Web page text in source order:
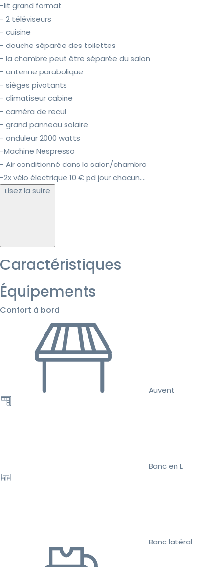
-lit grand format
- 2 téléviseurs
- cuisine
- douche séparée des toilettes
- la chambre peut être séparée du salon
- antenne parabolique
- sièges pivotants
- climatiseur cabine
- caméra de recul
- grand panneau solaire
- onduleur 2000 watts
-Machine Nespresso
- Air conditionné dans le salon/chambre
-2x vélo électrique 10 € pd jour chacun....
Lisez la suite
Caractéristiques
Équipements
Confort à bord
Auvent
Banc en L
Banc latéral